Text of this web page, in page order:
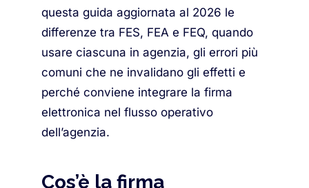
questa guida aggiornata al 2026 le
differenze tra FES, FEA e FEQ, quando
usare ciascuna in agenzia, gli errori più
comuni che ne invalidano gli effetti e
perché conviene integrare la firma
elettronica nel flusso operativo
dell’agenzia.
Cos’è la firma